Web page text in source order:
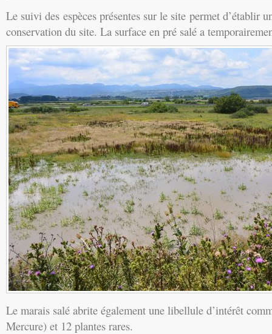
Le suivi des espèces présentes sur le site permet d’établir
conservation du site. La surface en pré salé a
Le marais salé abrite également une libellule d’intérêt
Mercure) et 12 plantes rares.